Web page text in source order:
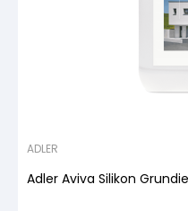
ADLER
Adler Aviva Silikon